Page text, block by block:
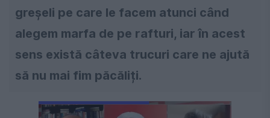
greșeli pe care le facem atunci când
alegem marfa de pe rafturi, iar în acest
sens există câteva trucuri care ne ajută
să nu mai fim păcăliți.